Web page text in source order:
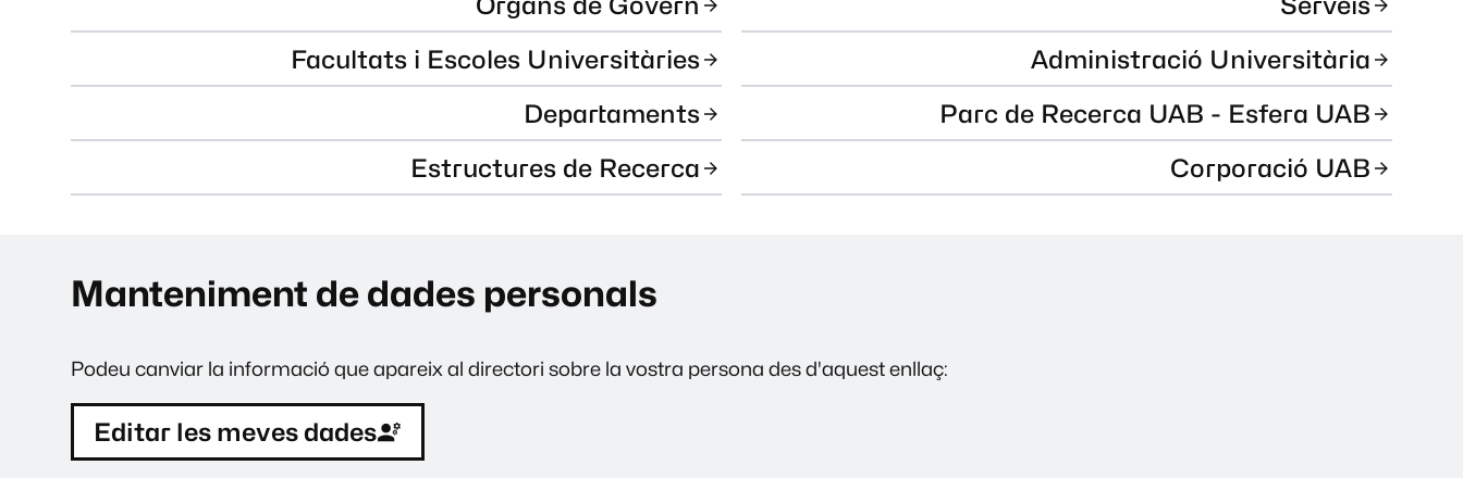
Facultats i Escoles Universitàries
Departaments
Estructures de Recerca
Administració Universitària
Parc de Recerca UAB - Esfera UAB
Corporació UAB
Manteniment de dades personals
Podeu canviar la informació que apareix al directori sobre la vostra persona des d'aquest enllaç:
Editar les meves dades